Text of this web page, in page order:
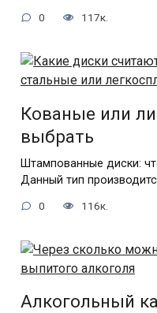
0 117к.
Кованые или
выбрать
Штампованные диски:
Данный тип
0 116к.
Алкогольный